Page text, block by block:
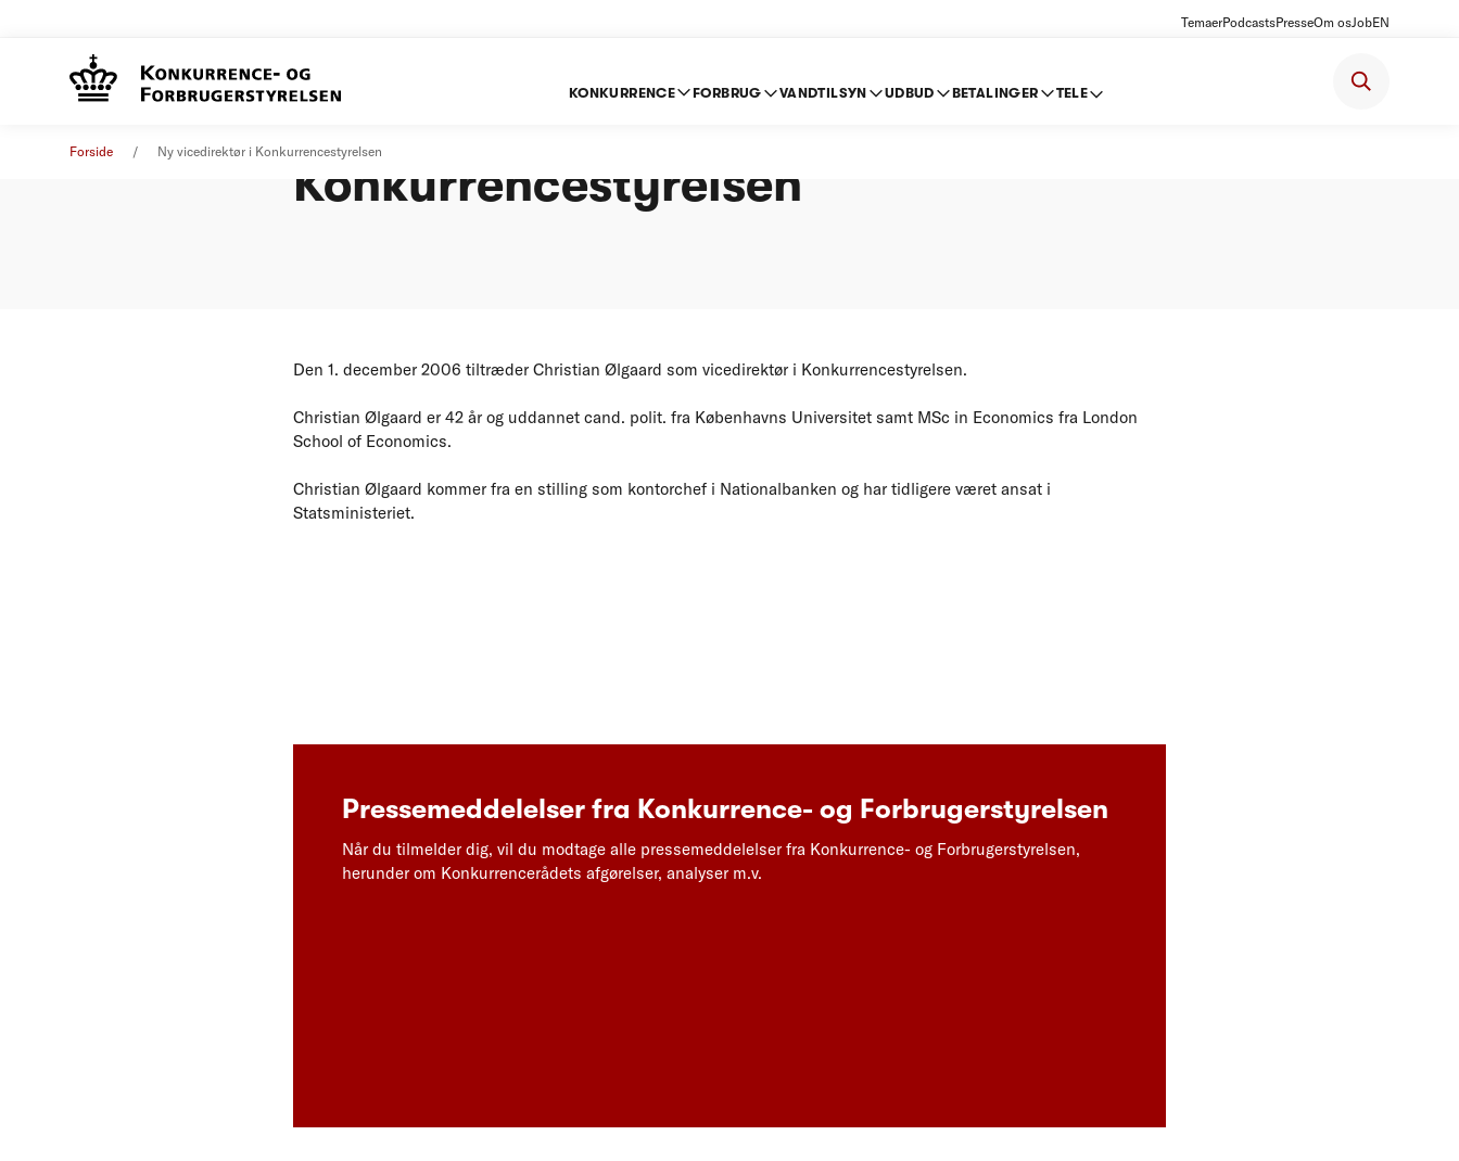
TemaerPodcastsPresseOm osJobEN
KONKURRENCE FORBRUG VANDTILSYN UDBUD BETALINGER TELE
Forside Ny vicedirektør i Konkurrencestyrelsen
Konkurrencestyrelsen
Den 1. december 2006 tiltræder Christian Ølgaard som vicedirektør i Konkurrencestyrelsen.
Christian Ølgaard er 42 år og uddannet cand. polit. fra Københavns Universitet samt MSc in Economics fra London
School of Economics.
Christian Ølgaard kommer fra en stilling som kontorchef i Nationalbanken og har tidligere været ansat i
Statsministeriet.
Pressemeddelelser fra Konkurrence- og Forbrugerstyrelsen
Når du tilmelder dig, vil du modtage alle pressemeddelelser fra Konkurrence- og Forbrugerstyrelsen,
herunder om Konkurrencerådets afgørelser, analyser m.v.